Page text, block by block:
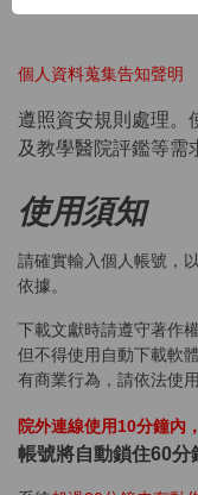
個人資料蒐集告知聲明
遵照資安規則處理。
及教學醫院評鑑等需
使用須知
請確實輸入個人帳號，
依據。
下載文獻時請遵守著作
但不得使用自動下載軟
有商業行為，請依法使用
院外連線使用10分鐘內
帳號將自動鎖住60分